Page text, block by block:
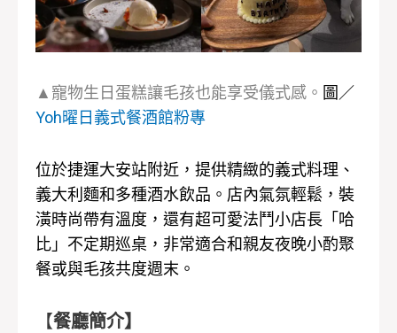
▲寵物生日蛋糕讓毛孩也能享受儀式感。 圖／
Yoh曜日義式餐酒館粉專
位於捷運大安站附近，提供精緻的義式料理、
義大利麵和多種酒水飲品。店內氣氛輕鬆，裝
潢時尚帶有溫度，還有超可愛法鬥小店長「哈
比」不定期巡桌，非常適合和親友夜晚小酌聚
餐或與毛孩共度週末。
【餐廳簡介】